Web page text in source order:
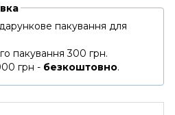
пакування для
пакування 300 грн.
грн - безкоштовно.